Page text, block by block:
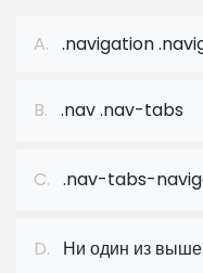
A. .navigation
B. .nav .nav-tabs
C. .nav-tabs-
D. Ни один из